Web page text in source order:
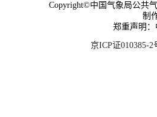
Copyright©中国气象局公共
制
郑重声明
京ICP证010385-2